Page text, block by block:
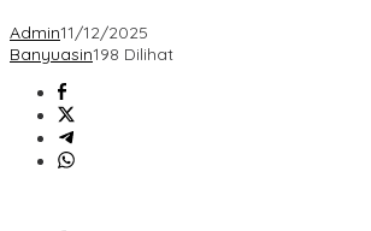
Admin11/12/2025
Banyuasin198 Dilihat